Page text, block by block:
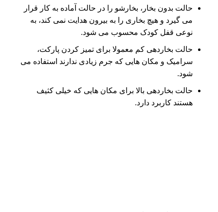
حالت بدون بخار، بخارشو را در حالت آماده به کار قرار
می گیرد و هیچ بخاری را به بیرون هدایت نمی کند، به
نوعی قفل کودک محسوب می شود.
حالت بخاردهی کم معمولا برای تمیز کردن پارکت،
سرامیک و مکان هایی که جرم زیادی ندارند استفاده می
شود.
حالت بخاردهی بالا برای مکان هایی که خیلی کثیف
هستند کاربرد دارد.